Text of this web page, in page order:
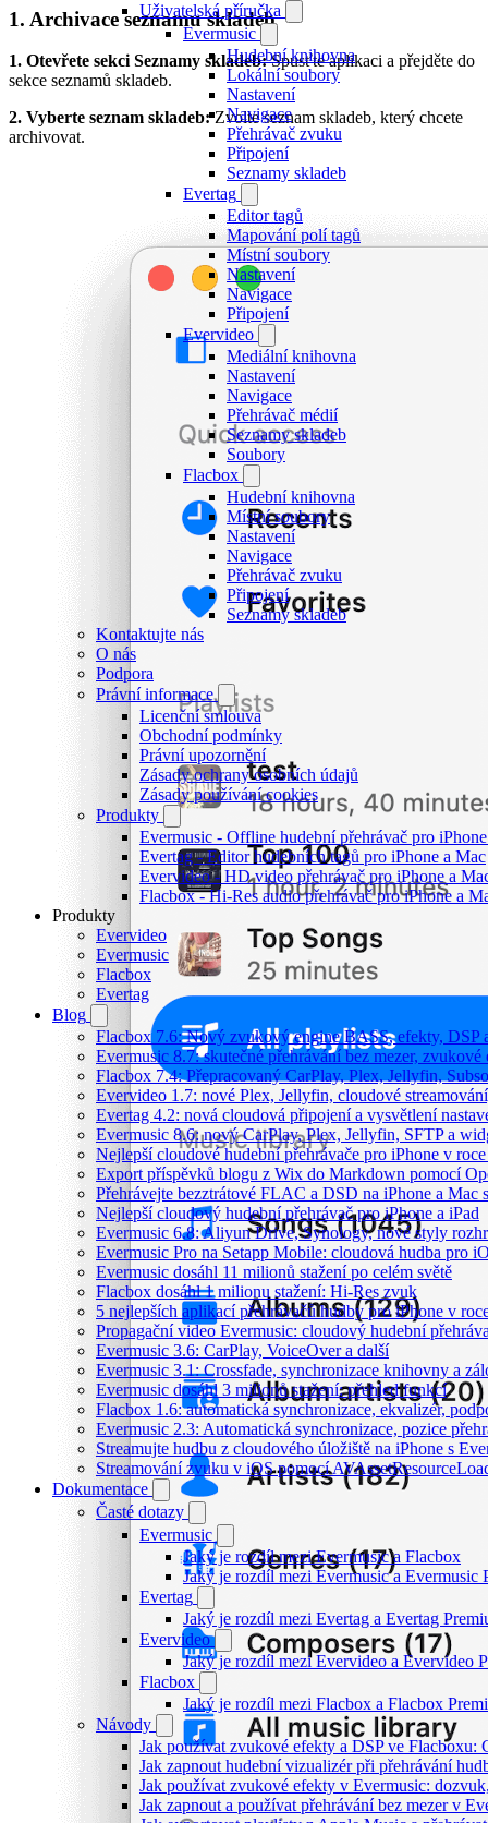
Uživatelská příručka
Evermusic
Hudební knihovna
Lokální soubory
Nastavení
Navigace
Přehrávač zvuku
Připojení
Seznamy skladeb
Evertag
Editor tagů
Mapování polí tagů
Místní soubory
Nastavení
Navigace
Připojení
Evervideo
Mediální knihovna
Nastavení
Navigace
Přehrávač médií
Seznamy skladeb
Soubory
Flacbox
Hudební knihovna
Místní soubory
Nastavení
Navigace
Přehrávač zvuku
Připojení
Seznamy skladeb
Kontaktujte nás
O nás
Podpora
Právní informace
Licenční smlouva
Obchodní podmínky
Právní upozornění
Zásady ochrany osobních údajů
Zásady používání cookies
Produkty
Evermusic - Offline hudební přehrávač pro
Evertag - Editor hudebních tagů pro iPhone a Mac
Evervideo - HD video přehrávač pro iPhone a
Flacbox - Hi-Res audio přehrávač pro iPhone a
Produkty
Evervideo
Evermusic
Flacbox
Evertag
Blog
Flacbox 7.6: Nový zvukový engine BASS, efekty, DSP
Evermusic 8.7: skutečné přehrávání bez mezer,
Flacbox 7.4: Přepracovaný CarPlay, Plex, Jellyfin,
Evervideo 1.7: nové Plex, Jellyfin, cloudové
Evertag 4.2: nová cloudová připojení a vysvětlení
Evermusic 8.6: nový CarPlay, Plex, Jellyfin, SFTP a
Nejlepší cloudové hudební přehrávače pro iPhone v
Export příspěvků blogu z Wix do Markdown pomocí
Přehrávejte bezztrátové FLAC a DSD na iPhone a Mac
Nejlepší cloudový hudební přehrávač pro iPhone a iPad
Evermusic 6.8: Aliyun Drive, Synology, nové styly
Evermusic Pro na Setapp Mobile: cloudová hudba pro
Evermusic dosáhl 11 milionů stažení po celém světě
Flacbox dosáhl 1 milionu stažení: Hi-Res zvuk
5 nejlepších aplikací přehrávačů hudby pro iPhone v
Propagační video Evermusic: cloudový hudební
Evermusic 3.6: CarPlay, VoiceOver a další
Evermusic 3.1: Crossfade, synchronizace knihovny a
Evermusic dosáhl 3 milionů stažení: přehled funkcí
Flacbox 1.6: automatická synchronizace, ekvalizér,
Evermusic 2.3: Automatická synchronizace, pozice
Streamujte hudbu z cloudového úložiště na iPhone s
Streamování zvuku v iOS pomocí
Dokumentace
Časté dotazy
Evermusic
Jaký je rozdíl mezi Evermusic a Flacbox
Jaký je rozdíl mezi Evermusic a Evermusic
Evertag
Jaký je rozdíl mezi Evertag a Evertag
Evervideo
Jaký je rozdíl mezi Evervideo a Evervideo
Flacbox
Jaký je rozdíl mezi Flacbox a Flacbox
Návody
Jak používat zvukové efekty a DSP ve Flacboxu:
Jak zapnout hudební vizualizér při přehrávání
Jak používat zvukové efekty v Evermusic:
Jak zapnout a používat přehrávání bez mezer v
1. Archivace seznamu skladeb
1. Otevřete sekci Seznamy skladeb:Spusťte aplikaci a přejděte do
sekce seznamů skladeb.
2. Vyberte seznam skladeb:Zvolte seznam skladeb, který chcete
archivovat.